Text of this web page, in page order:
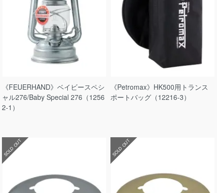
《FEUERHAND》ベイビースペシ
ャル276/Baby Special 276（1256
2-1）
《Petromax》HK500用トランス
ポートバッグ（12216-3）
SOLD OUT SOLD OUT